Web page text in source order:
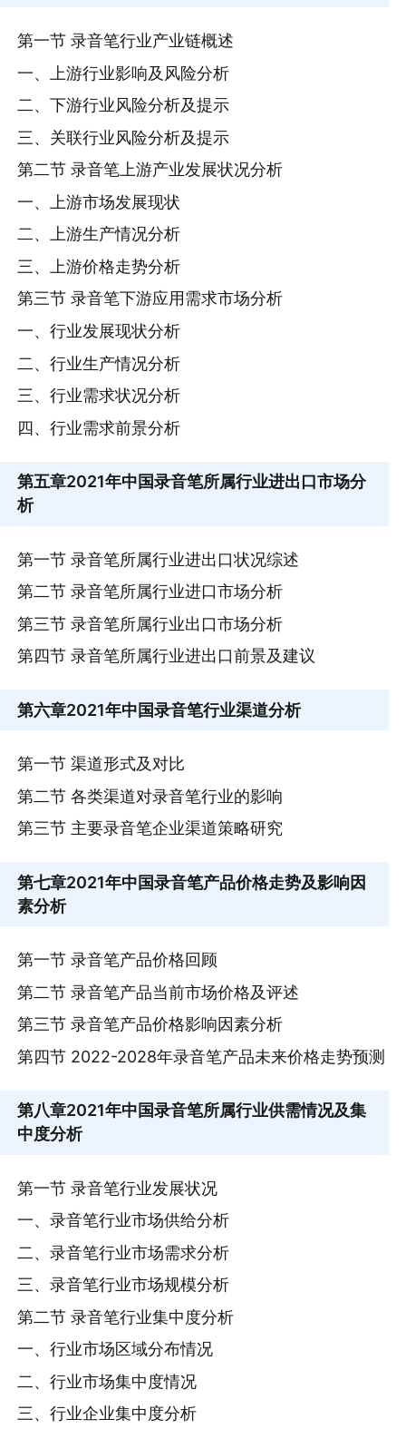
第一节 录音笔行业产业链概述
一、上游行业影响及风险分析
二、下游行业风险分析及提示
三、关联行业风险分析及提示
第二节 录音笔上游产业发展状况分析
一、上游市场发展现状
二、上游生产情况分析
三、上游价格走势分析
第三节 录音笔下游应用需求市场分析
一、行业发展现状分析
二、行业生产情况分析
三、行业需求状况分析
四、行业需求前景分析
第五章2021年中国录音笔所属行业进出口市场分
析
第一节 录音笔所属行业进出口状况综述
第二节 录音笔所属行业进口市场分析
第三节 录音笔所属行业出口市场分析
第四节 录音笔所属行业进出口前景及建议
第六章2021年中国录音笔行业渠道分析
第一节 渠道形式及对比
第二节 各类渠道对录音笔行业的影响
第三节 主要录音笔企业渠道策略研究
第七章2021年中国录音笔产品价格走势及影响因
素分析
第一节 录音笔产品价格回顾
第二节 录音笔产品当前市场价格及评述
第三节 录音笔产品价格影响因素分析
第四节 2022-2028年录音笔产品未来价格走势预测
第八章2021年中国录音笔所属行业供需情况及集
中度分析
第一节 录音笔行业发展状况
一、录音笔行业市场供给分析
二、录音笔行业市场需求分析
三、录音笔行业市场规模分析
第二节 录音笔行业集中度分析
一、行业市场区域分布情况
二、行业市场集中度情况
三、行业企业集中度分析